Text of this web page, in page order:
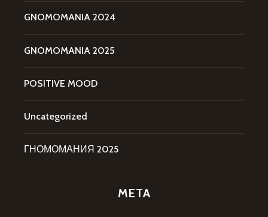
GNOMOMANIA 2024
GNOMOMANIA 2025
POSITIVE MOOD
Uncategorized
ГНОМОМАНИЯ 2025
META